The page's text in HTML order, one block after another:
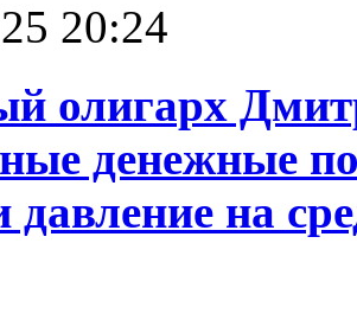
20:24
олигарх
денежные
на